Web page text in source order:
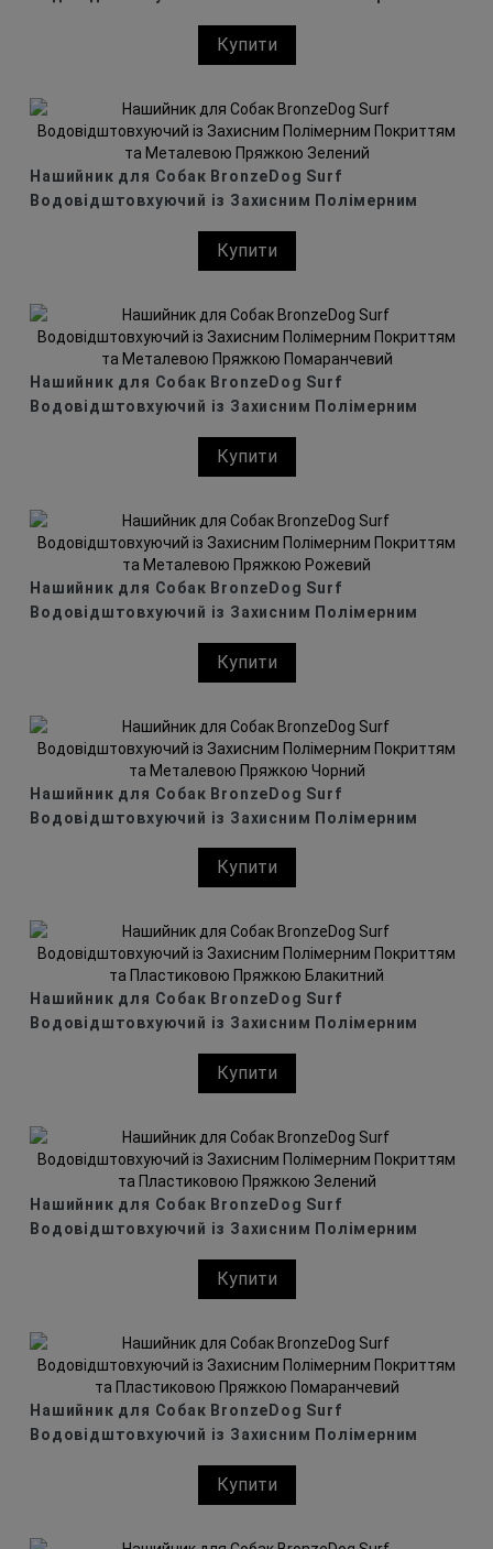
Купити
Нашийник для Собак BronzeDog Surf
Водовідштовхуючий із Захисним Полімерним
Купити
Нашийник для Собак BronzeDog Surf
Водовідштовхуючий із Захисним Полімерним
Купити
Нашийник для Собак BronzeDog Surf
Водовідштовхуючий із Захисним Полімерним
Купити
Нашийник для Собак BronzeDog Surf
Водовідштовхуючий із Захисним Полімерним
Купити
Нашийник для Собак BronzeDog Surf
Водовідштовхуючий із Захисним Полімерним
Купити
Нашийник для Собак BronzeDog Surf
Водовідштовхуючий із Захисним Полімерним
Купити
Нашийник для Собак BronzeDog Surf
Водовідштовхуючий із Захисним Полімерним
Купити